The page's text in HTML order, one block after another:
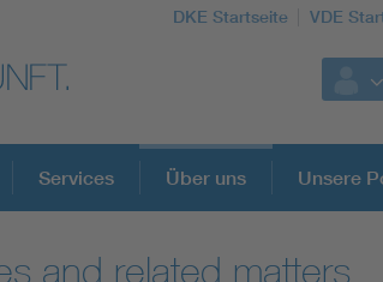
DKE Startseite VDE
Services Über uns Unsere
and related matters